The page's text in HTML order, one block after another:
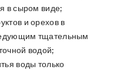
в сыром виде;
и орехов в
тщательным
водой;
воды только